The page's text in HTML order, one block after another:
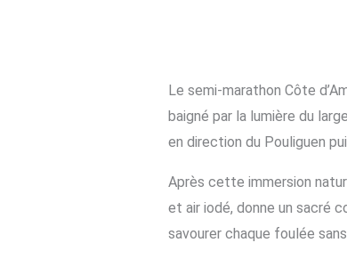
Le semi-marathon Côte
baigné par la lumière du
en direction du Pouliguen
Après cette immersion
et air iodé, donne un sacré
savourer chaque foulée